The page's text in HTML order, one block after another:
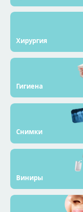
Хирургия
Гигиена
Снимки
Виниры